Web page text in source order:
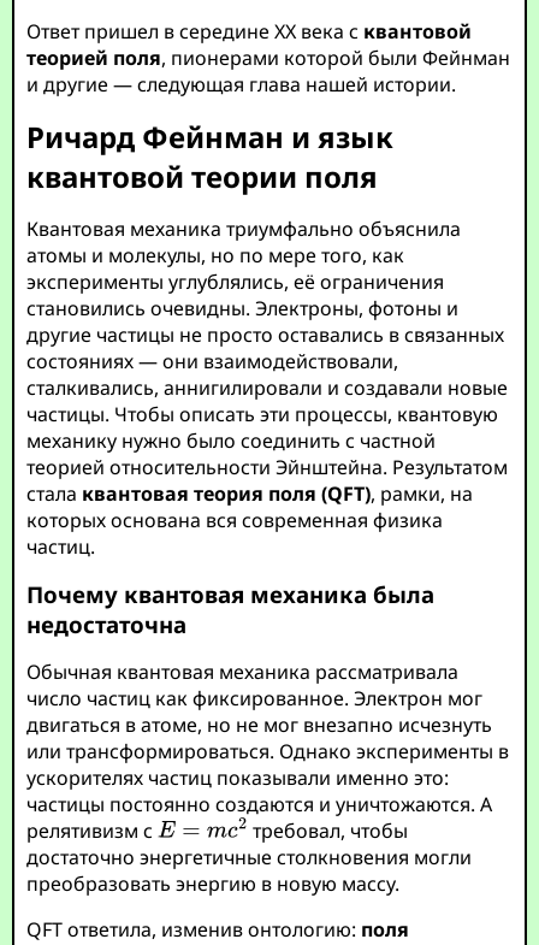
Ответ пришел в середине XX века с квантовой
теорией поля, пионерами которой были Фейнман
и другие — следующая глава нашей истории.
Ричард Фейнман и язык
квантовой теории поля
Квантовая механика триумфально объяснила
атомы и молекулы, но по мере того, как
эксперименты углублялись, её ограничения
становились очевидны. Электроны, фотоны и
другие частицы не просто оставались в связанных
состояниях — они взаимодействовали,
сталкивались, аннигилировали и создавали новые
частицы. Чтобы описать эти процессы, квантовую
механику нужно было соединить с частной
теорией относительности Эйнштейна. Результатом
стала квантовая теория поля (QFT), рамки, на
которых основана вся современная физика
частиц.
Почему квантовая механика была
недостаточна
Обычная квантовая механика рассматривала
число частиц как фиксированное. Электрон мог
двигаться в атоме, но не мог внезапно исчезнуть
или трансформироваться. Однако эксперименты в
ускорителях частиц показывали именно это:
частицы постоянно создаются и уничтожаются. А
релятивизм с
требовал, чтобы
достаточно энергетичные столкновения могли
преобразовать энергию в новую массу.
QFT ответила, изменив онтологию: поля